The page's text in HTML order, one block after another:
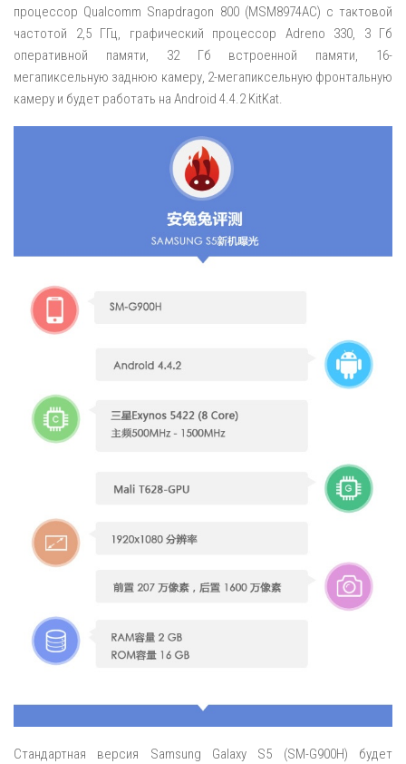
процессор Qualcomm Snapdragon 800 (MSM8974AC) с тактовой
частотой 2,5 ГГц, графический процессор Adreno 330, 3 Гб
оперативной памяти, 32 Гб встроенной памяти, 16-
мегапиксельную заднюю камеру, 2-мегапиксельную фронтальную
камеру и будет работать на Android 4.4.2 KitKat.
Стандартная версия Samsung Galaxy S5 (SM-G900H) будет